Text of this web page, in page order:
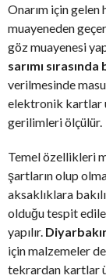
Onarım için
muayeneden
göz muayenesi
sarımı sırasında
verilmesinde
elektronik kartlar
gerilimleri ölçülür.
Temel özellikleri
şartların olup
aksaklıklara
olduğu tespit
yapılır.
için malzemeler
tekrardan kartlar